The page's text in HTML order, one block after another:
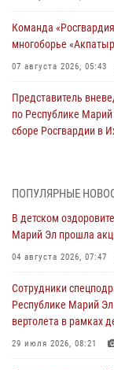
Команда
многоборье
07 августа 2026, 05:43
Представитель
по Республике
сборе Росгвардии в
провели более 90
06 августа 2026, 08:00
В Марий Эл
05 августа 2026, 09:44
В Марий Эл для
посвящённое памяти
ПОПУЛЯРНЫЕ
В детском
Марий Эл прошла
04 августа 2026, 07:47
Сотрудники
Республике Марий
вертолета в рамках
29 июля 2026, 08:21